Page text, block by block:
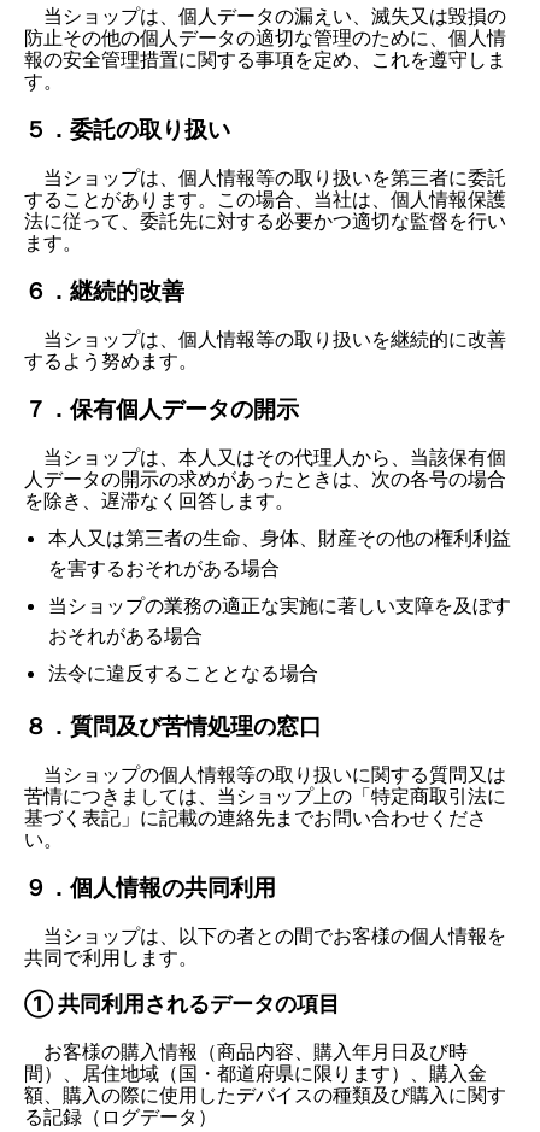
当ショップは、個人データの漏えい、滅失又は毀損の
防止その他の個人データの適切な管理のために、個人情
報の安全管理措置に関する事項を定め、これを遵守しま
す。
５．委託の取り扱い
当ショップは、個人情報等の取り扱いを第三者に委託
することがあります。この場合、当社は、個人情報保護
法に従って、委託先に対する必要かつ適切な監督を行い
ます。
６．継続的改善
当ショップは、個人情報等の取り扱いを継続的に改善
するよう努めます。
７．保有個人データの開示
当ショップは、本人又はその代理人から、当該保有個
人データの開示の求めがあったときは、次の各号の場合
を除き、遅滞なく回答します。
本人又は第三者の生命、身体、財産その他の権利利益
を害するおそれがある場合
当ショップの業務の適正な実施に著しい支障を及ぼす
おそれがある場合
法令に違反することとなる場合
８．質問及び苦情処理の窓口
当ショップの個人情報等の取り扱いに関する質問又は
苦情につきましては、当ショップ上の「特定商取引法に
基づく表記」に記載の連絡先までお問い合わせくださ
い。
９．個人情報の共同利用
当ショップは、以下の者との間でお客様の個人情報を
共同で利用します。
① 共同利用されるデータの項目
お客様の購入情報（商品内容、購入年月日及び時
間）、居住地域（国・都道府県に限ります）、購入金
額、購入の際に使用したデバイスの種類及び購入に関す
る記録（ログデータ）